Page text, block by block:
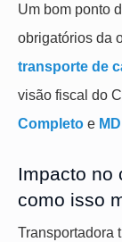
Um bom ponto
obrigatórios da
transporte de
visão fiscal do
Completo e
Impacto no
como isso
Transportadora